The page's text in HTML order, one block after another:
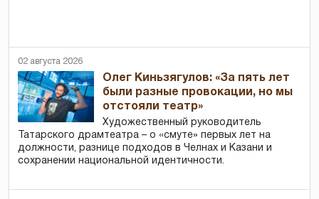
02 августа 2026
Олег Киньзягулов: «За пять лет
были разные провокации, но мы
отстояли театр»
Художественный руководитель
Татарского драмтеатра – о «смуте» первых лет на
должности, разнице подходов в Челнах и Казани и
сохранении национальной идентичности.